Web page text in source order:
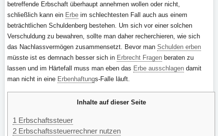
betreffende Erbschaft überhaupt annehmen wollen oder nicht,
schließlich kann ein Erbe im schlechtesten Fall auch aus einem
beträchtlichen Schuldenberg bestehen. Um sich vor einer solchen
Verschuldung zu bewahren, sollte man daher recherchieren, wie sich
das Nachlassvermögen zusammensetzt. Bevor man Schulden erben
müsste ist es demnach besser sich in Erbrecht Fragen beraten zu
lassen und im Härtefall muss man eben das Erbe ausschlagen damit
man nicht in eine Erbenhaftungs-Falle läuft.
Inhalte auf dieser Seite
1 Erbschaftssteuer
2 Erbschaftssteuerrechner nutzen